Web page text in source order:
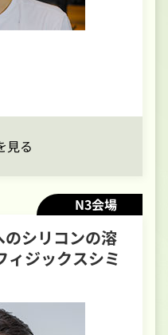
見る
N3会場
のシリコンの溶
ィジックスシミ